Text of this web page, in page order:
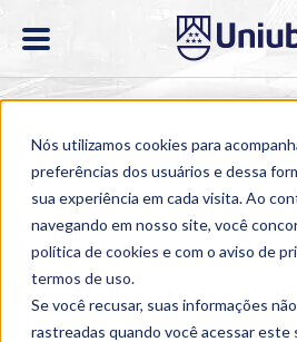
Nós utilizamos cookies para
preferências dos usuários e dessa
sua experiência em cada visita. Ao
navegando em nosso site, você
política de cookies e com o aviso de
termos de uso.
Se você recusar, suas informações
rastreadas quando você acessar este
Home > Cursos > EAD > Pós-
Psicogerontologia
Especialização em